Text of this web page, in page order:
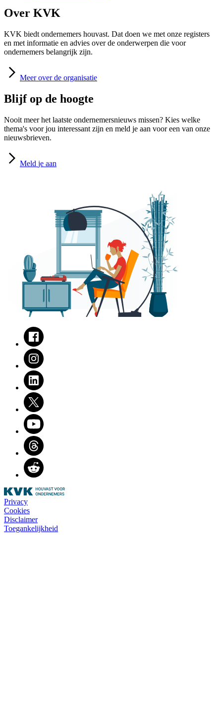
Over KVK
KVK biedt ondernemers houvast. Dat doen we met onze registers
en met informatie en advies over de onderwerpen die voor
ondernemers belangrijk zijn.
Meer over de organisatie
Blijf op de hoogte
Nooit meer het laatste ondernemersnieuws missen? Kies welke
thema's voor jou interessant zijn en meld je aan voor een van onze
nieuwsbrieven.
Meld je aan
Facebook
Instagram
LinkedIn
Twitter
Youtube
Threads
Reddit
Privacy
Cookies
Disclaimer
Toegankelijkheid